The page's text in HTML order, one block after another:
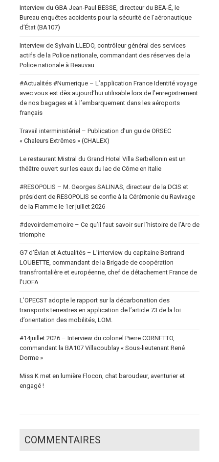
Interview du GBA Jean-Paul BESSE, directeur du BEA-É, le
Bureau enquêtes accidents pour la sécurité de l’aéronautique
d’État (BA107)
Interview de Sylvain LLEDO, contrôleur général des services
actifs de la Police nationale, commandant des réserves de la
Police nationale à Beauvau
#Actualités #Numerique – L’application France Identité voyage
avec vous est dès aujourd’hui utilisable lors de l’enregistrement
de nos bagages et à l’embarquement dans les aéroports
français
Travail interministériel – Publication d’un guide ORSEC
« Chaleurs Extrêmes » (CHALEX)
Le restaurant Mistral du Grand Hotel Villa Serbellonin est un
théâtre ouvert sur les eaux du lac de Côme en Italie
#RESOPOLIS – M. Georges SALINAS, directeur de la DCIS et
président de RESOPOLIS se confie à la Cérémonie du Ravivage
de la Flamme le 1er juillet 2026
#devoirdememoire – Ce qu’il faut savoir sur l’histoire de l’Arc de
triomphe
G7 d’Évian et Actualités – L’interview du capitaine Bertrand
LOUBETTE, commandant de la Brigade de coopération
transfrontalière et européenne, chef de détachement France de
l’UOFA
L’OPECST adopte le rapport sur la décarbonation des
transports terrestres en application de l’article 73 de la loi
d’orientation des mobilités, LOM.
#14juillet 2026 – Interview du colonel Pierre CORNETTO,
commandant la BA107 Villacoublay « Sous-lieutenant René
Dorme »
Miss K met en lumière Flocon, chat baroudeur, aventurier et
engagé !
COMMENTAIRES